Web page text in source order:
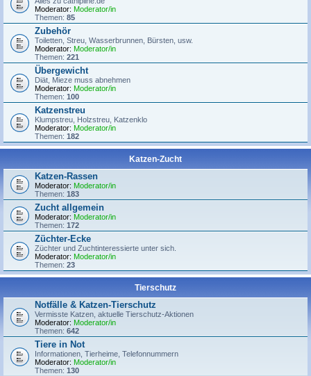
Moderator: Moderator/in
Themen: 85
Zubehör
Toiletten, Streu, Wasserbrunnen, Bürsten, usw.
Moderator: Moderator/in
Themen: 221
Übergewicht
Diät, Mieze muss abnehmen
Moderator: Moderator/in
Themen: 100
Katzenstreu
Klumpstreu, Holzstreu, Katzenklo
Moderator: Moderator/in
Themen: 182
Katzen-Zucht
Katzen-Rassen
Moderator: Moderator/in
Themen: 183
Zucht allgemein
Moderator: Moderator/in
Themen: 172
Züchter-Ecke
Züchter und Zuchtinteressierte unter sich.
Moderator: Moderator/in
Themen: 23
Tierschutz
Notfälle & Katzen-Tierschutz
Vermisste Katzen, aktuelle Tierschutz-Aktionen
Moderator: Moderator/in
Themen: 642
Tiere in Not
Informationen, Tierheime, Telefonnummern
Moderator: Moderator/in
Themen: 130